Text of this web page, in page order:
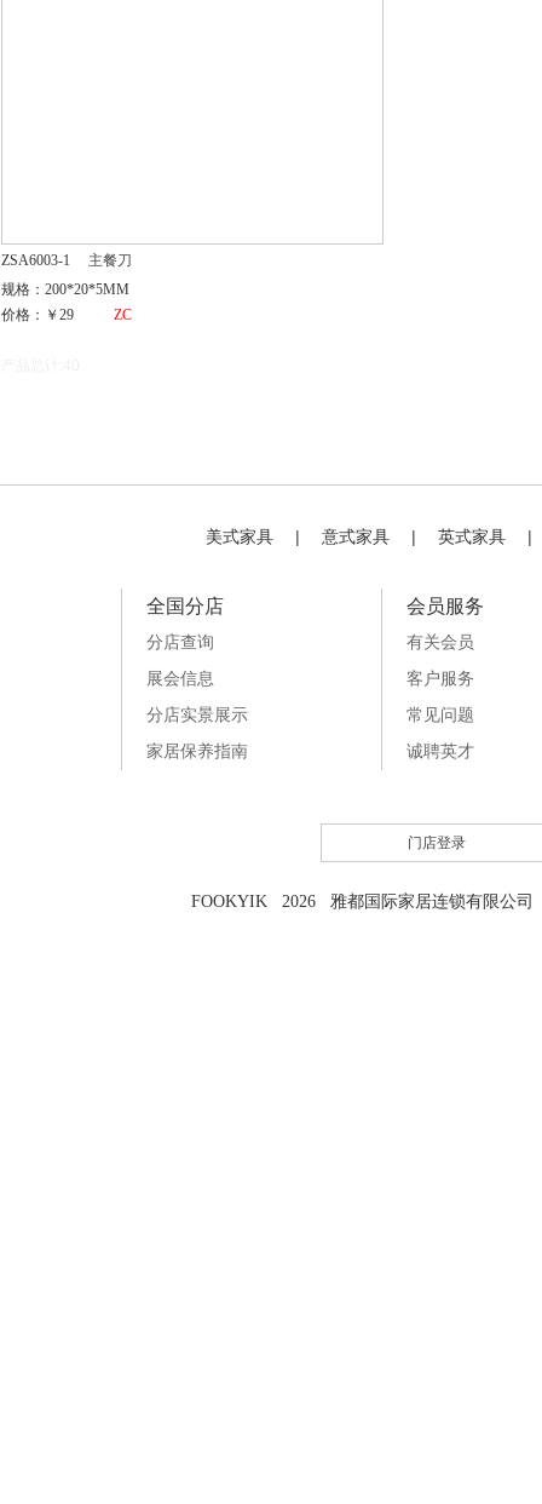
ZSA6003-1
主餐刀
规格：200*20*5MM
价格：￥29
ZC
美式家具 | 意式家具 | 英式家具 |
全国分店
分店查询
展会信息
分店实景展示
家居保养指南
会员服务
有关会员
客户服务
常见问题
诚聘英才
门店登录
FOOKYIK 2026 雅都国际家居连锁有限公司